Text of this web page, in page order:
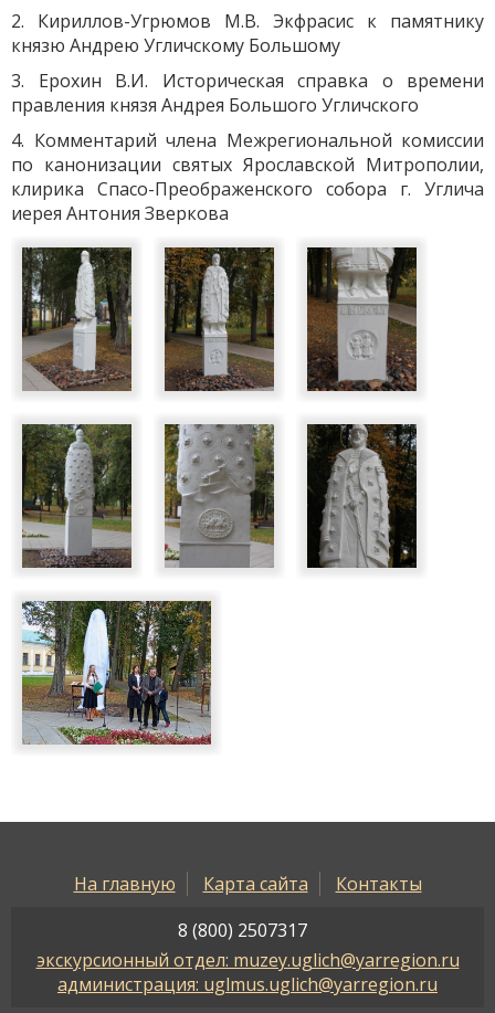
2. Кириллов-Угрюмов М.В. Экфрасис к памятнику
князю Андрею Угличскому Большому
3. Ерохин В.И. Историческая справка о времени
правления князя Андрея Большого Угличского
4. Комментарий члена Межрегиональной комиссии
по канонизации святых Ярославской Митрополии,
клирика Спасо-Преображенского собора г. Углича
иерея Антония Зверкова
На главную Карта сайта
Контакты
8 (800) 2507317
экскурсионный отдел: muzey.uglich@yarregion.ru
администрация: uglmus.uglich@yarregion.ru